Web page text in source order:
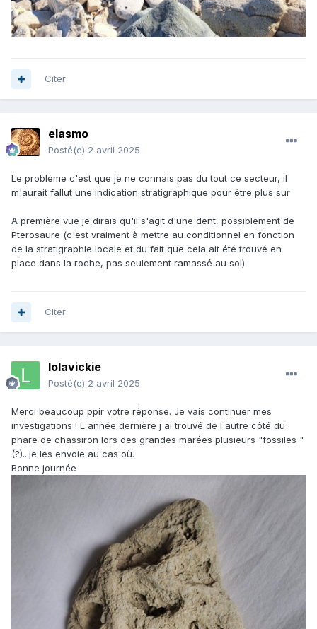
Citer
elasmo
Posté(e) 2 avril 2025
Le problème c'est que je ne connais pas du tout ce secteur, il
m'aurait fallut une indication stratigraphique pour être plus sur
A première vue je dirais qu'il s'agit d'une dent, possiblement de
Pterosaure (c'est vraiment à mettre au conditionnel en fonction
de la stratigraphie locale et du fait que cela ait été trouvé en
place dans la roche, pas seulement ramassé au sol)
Citer
lolavickie
Posté(e) 2 avril 2025
Merci beaucoup ppir votre réponse. Je vais continuer mes
investigations ! L année dernière j ai trouvé de l autre côté du
phare de chassiron lors des grandes marées plusieurs "fossiles "
(?)...je les envoie au cas où.
Bonne journée